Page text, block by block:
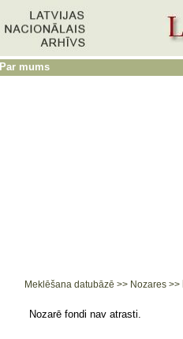
Par mums
Meklēšana datubāzē >> Nozares >>
Nozarē fondi nav atrasti.